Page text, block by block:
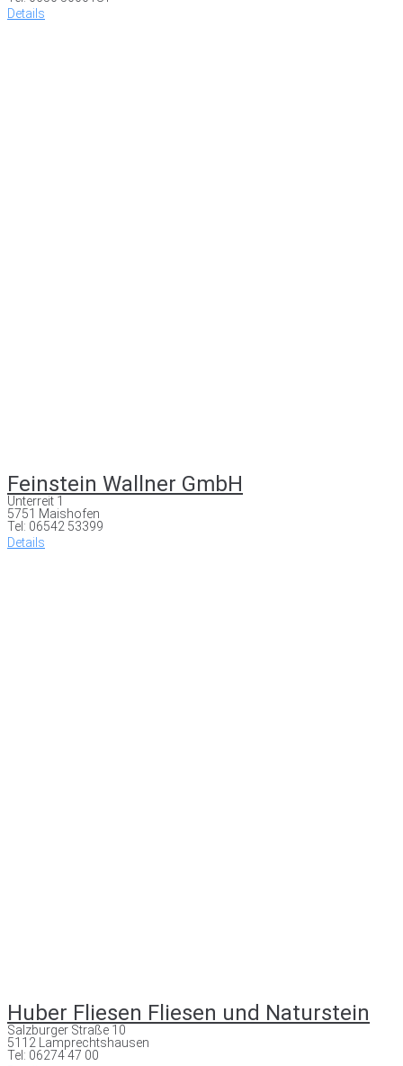
Details
Feinstein Wallner GmbH
Unterreit 1
5751 Maishofen
Tel: 06542 53399
Details
Huber Fliesen Fliesen und Naturstein
Salzburger Straße 10
5112 Lamprechtshausen
Tel: 06274 47 00